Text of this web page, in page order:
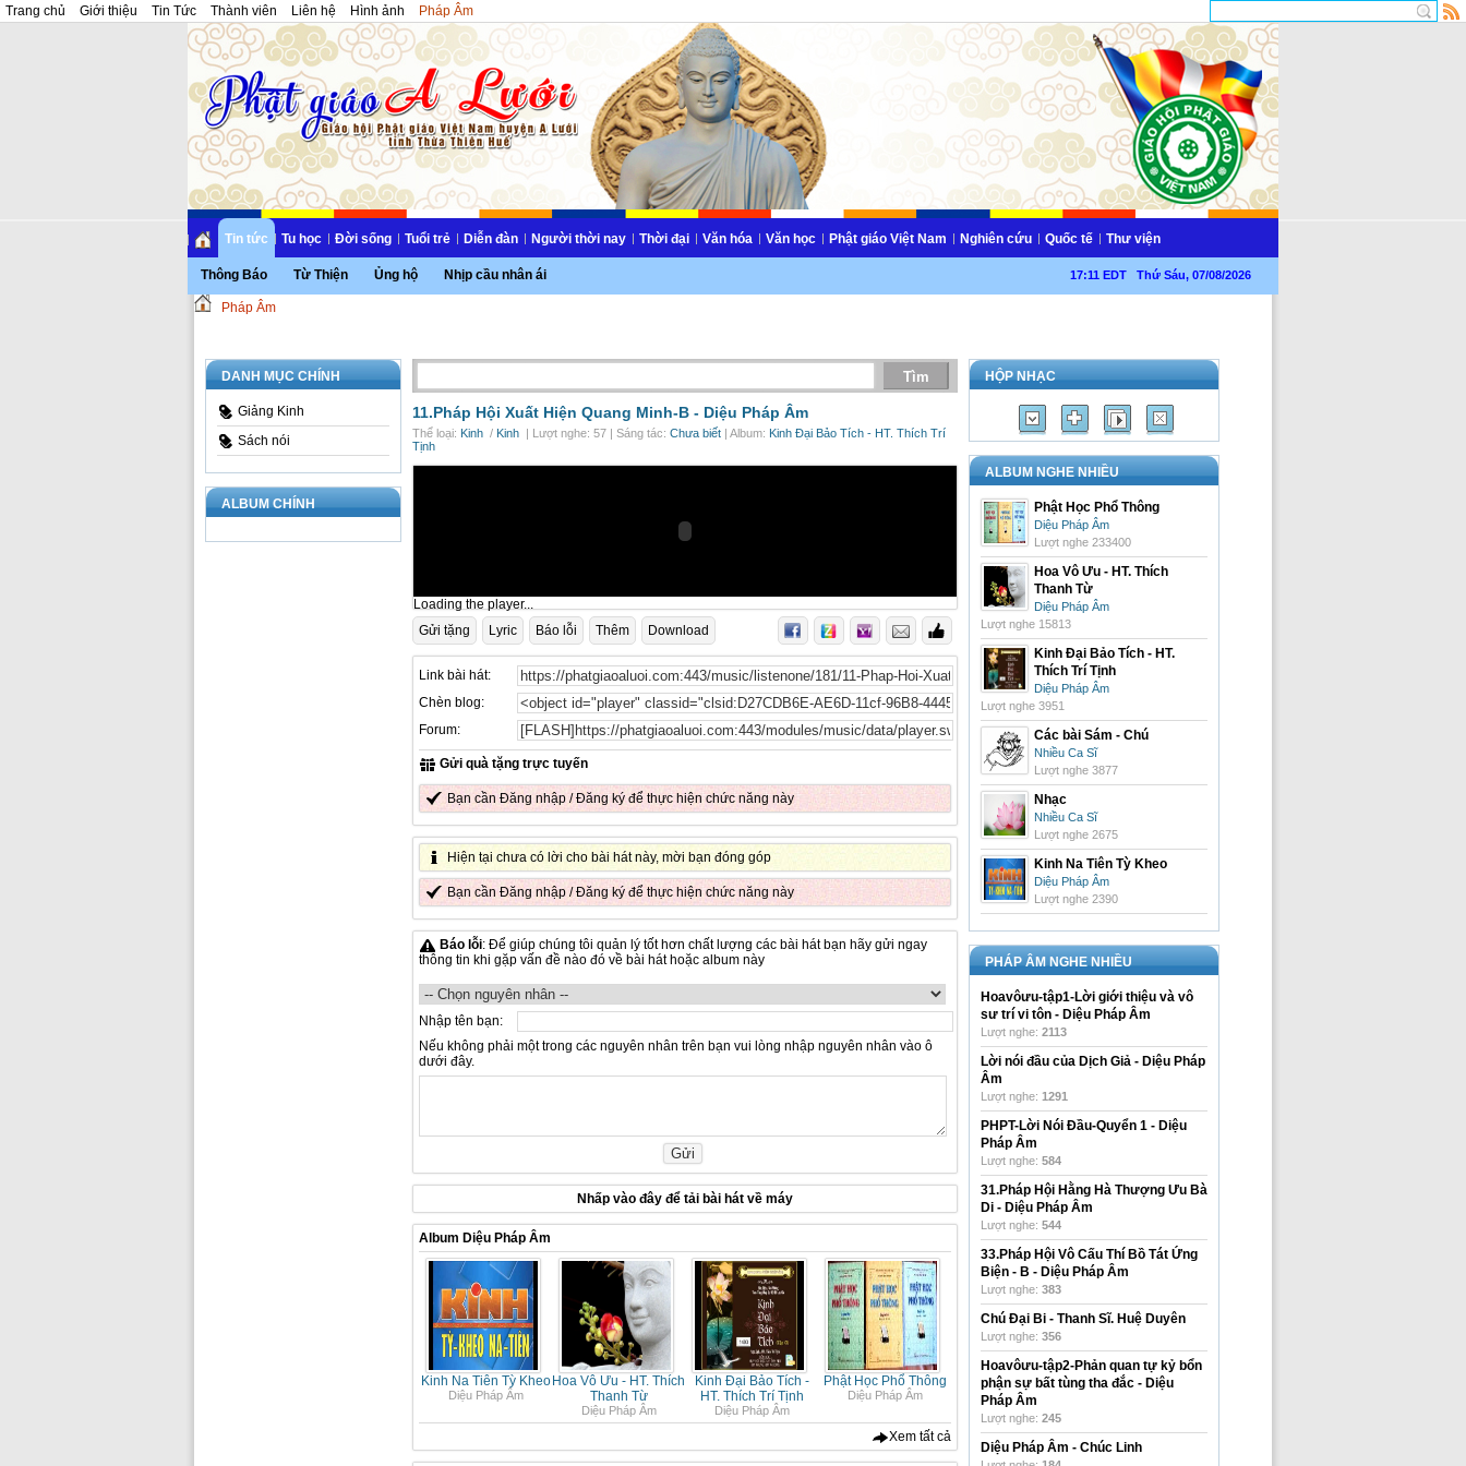
Trang chủ Giới thiệu Tin Tức Thành viên Liên hệ Hình ảnh Pháp Âm
Tin tức
Thông Báo Từ Thiện Ủng hộ Nhịp cầu nhân ái
Tu học Đời sống Tuổi trẻ Diễn đàn Người thời nay Thời đại Văn hóa Văn học Phật giáo Việt Nam Nghiên cứu Quốc tế Thư viện
17:11 EDT Thứ Sáu, 07/08/2026
Pháp Âm
DANH MỤC CHÍNH
Giảng Kinh
Sách nói
ALBUM CHÍNH
11.Pháp Hội Xuất Hiện Quang Minh-B - Diệu Pháp Âm
Thể loại: Kinh / Kinh | Lượt nghe: 57 | Sáng tác: Chưa biết | Album: Kinh Đại Bảo Tích - HT. Thích Trí
Tịnh
Loading the player...
Gửi tặng
Lyric Báo lỗi Thêm Download
Link bài hát:
Chèn blog:
Forum:
Gửi quà tặng trực tuyến
Bạn cầnĐăng nhập /Đăng ký để thực hiện chức năng này
Hiện tại chưa có lời cho bài hát này, mời bạn đóng góp
Bạn cầnĐăng nhập /Đăng ký để thực hiện chức năng này
Báo lỗi: Để giúp chúng tôi quản lý tốt hơn chất lượng các bài hát bạn hãy gửi ngay
thông tin khi gặp vấn đề nào đó về bài hát hoặc album này
Nhập tên bạn:
Nếu không phải một trong các nguyên nhân trên bạn vui lòng nhập nguyên nhân vào ô
dưới đây.
Nhấp vào đây để tải bài hát về máy
Album Diệu Pháp Âm
Kinh Na Tiên Tỳ Kheo
Diệu Pháp Âm
Hoa Vô Ưu - HT. Thích
Thanh Từ
Diệu Pháp Âm
Kinh Đại Bảo Tích -
HT. Thích Trí Tịnh
Diệu Pháp Âm
Phật Học Phổ Thông
Diệu Pháp Âm
Xem tất cả
HỘP NHẠC
ALBUM NGHE NHIỀU
Phật Học Phổ Thông
Diệu Pháp Âm
Lượt nghe 233400
Hoa Vô Ưu - HT. Thích
Thanh Từ
Diệu Pháp Âm
Lượt nghe 15813
Kinh Đại Bảo Tích - HT.
Thích Trí Tịnh
Diệu Pháp Âm
Lượt nghe 3951
Các bài Sám - Chú
Nhiều Ca Sĩ
Lượt nghe 3877
Nhạc
Nhiều Ca Sĩ
Lượt nghe 2675
Kinh Na Tiên Tỳ Kheo
Diệu Pháp Âm
Lượt nghe 2390
PHÁP ÂM NGHE NHIỀU
Hoavôưu-tập1-Lời giới thiệu và vô
sư trí vi tôn - Diệu Pháp Âm
Lượt nghe: 2113
Lời nói đầu của Dịch Giả - Diệu Pháp
Âm
Lượt nghe: 1291
PHPT-Lời Nói Đầu-Quyển 1 - Diệu
Pháp Âm
Lượt nghe: 584
31.Pháp Hội Hằng Hà Thượng Ưu Bà
Di - Diệu Pháp Âm
Lượt nghe: 544
33.Pháp Hội Vô Cấu Thí Bồ Tát Ứng
Biện - B - Diệu Pháp Âm
Lượt nghe: 383
Chú Đại Bi - Thanh Sĩ. Huệ Duyên
Lượt nghe: 356
Hoavôưu-tập2-Phản quan tự kỷ bổn
phận sự bất tùng tha đắc - Diệu
Pháp Âm
Lượt nghe: 245
Diệu Pháp Âm - Chúc Linh